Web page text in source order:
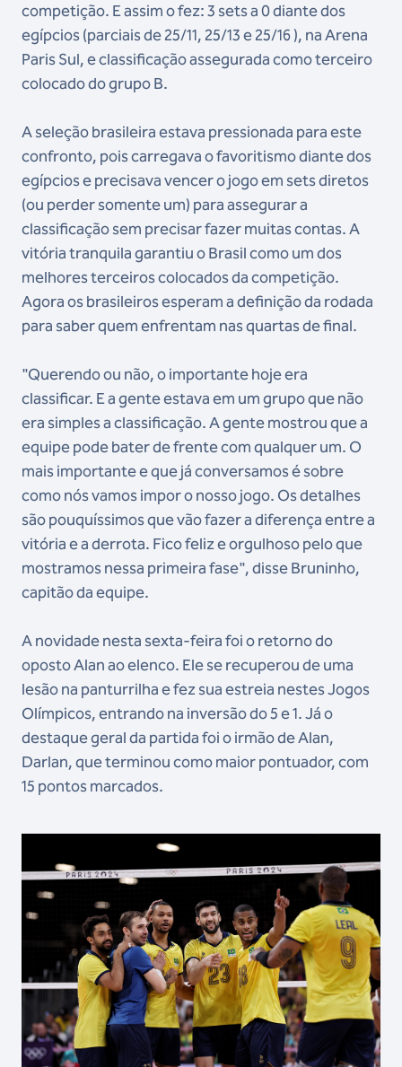
competição. E assim o fez: 3 sets a 0 diante dos
egípcios (parciais de 25/11, 25/13 e 25/16 ), na Arena
Paris Sul, e classificação assegurada como terceiro
colocado do grupo B.
A seleção brasileira estava pressionada para este
confronto, pois carregava o favoritismo diante dos
egípcios e precisava vencer o jogo em sets diretos
(ou perder somente um) para assegurar a
classificação sem precisar fazer muitas contas. A
vitória tranquila garantiu o Brasil como um dos
melhores terceiros colocados da competição.
Agora os brasileiros esperam a definição da rodada
para saber quem enfrentam nas quartas de final.
"Querendo ou não, o importante hoje era
classificar. E a gente estava em um grupo que não
era simples a classificação. A gente mostrou que a
equipe pode bater de frente com qualquer um. O
mais importante e que já conversamos é sobre
como nós vamos impor o nosso jogo. Os detalhes
são pouquíssimos que vão fazer a diferença entre a
vitória e a derrota. Fico feliz e orgulhoso pelo que
mostramos nessa primeira fase", disse Bruninho,
capitão da equipe.
A novidade nesta sexta-feira foi o retorno do
oposto Alan ao elenco. Ele se recuperou de uma
lesão na panturrilha e fez sua estreia nestes Jogos
Olímpicos, entrando na inversão do 5 e 1. Já o
destaque geral da partida foi o irmão de Alan,
Darlan, que terminou como maior pontuador, com
15 pontos marcados.